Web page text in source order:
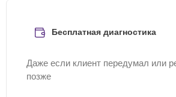
Бесплатная диагностика
Даже если клиент передумал или
позже